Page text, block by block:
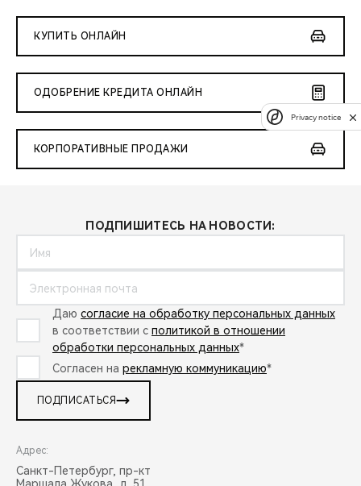
КУПИТЬ ОНЛАЙН
ОДОБРЕНИЕ КРЕДИТА ОНЛАЙН
КОРПОРАТИВНЫЕ ПРОДАЖИ
ПОДПИШИТЕСЬ НА НОВОСТИ:
Даю согласие на обработку персональных данных
в соответствии с политикой в отношении
обработки персональных данных*
Согласен на рекламную коммуникацию*
ПОДПИСАТЬСЯ
Адрес:
Санкт-Петербург, пр-кт
Privacy notice